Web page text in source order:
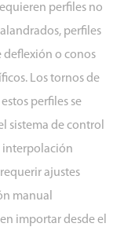
perfiles no
perfiles
deflexión o conos
Los tornos de
perfiles se
sistema de control
interpolación
ajustes
manual
importar desde el